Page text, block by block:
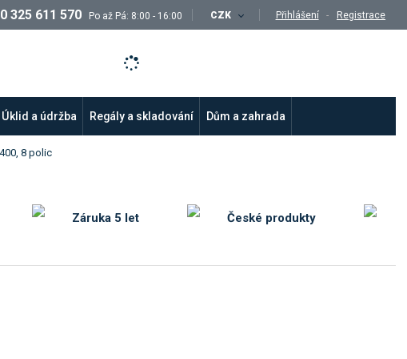
325 611 570 Po až Pá: 8:00 - 16:00 CZK Přihlášení Registrace
Úklid a údržba Regály a skladování Dům a zahrada
8 polic
Záruka 5 let České produkty